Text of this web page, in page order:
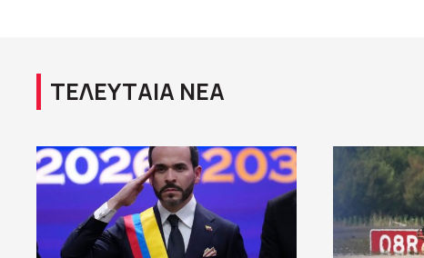
ΤΕΛΕΥΤΑΙΑ ΝΕΑ